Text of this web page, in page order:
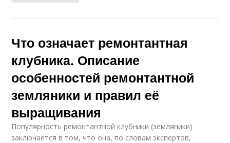
Что означает ремонтантная
клубника. Описание
особенностей ремонтантной
земляники и правил её
выращивания
Популярность ремонтантной клубники (земляники)
заключается в том, что она, по словам экспертов,